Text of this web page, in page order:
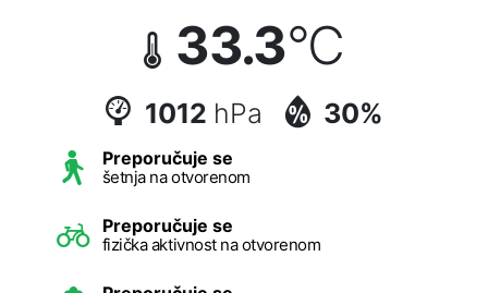
33.3°C
1012 hPa 30%
Preporučuje se
šetnja na otvorenom
Preporučuje se
fizička aktivnost na otvorenom